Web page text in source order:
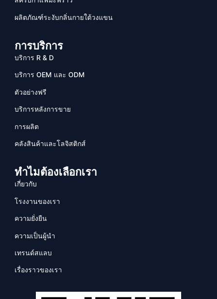
ผลิตภัณฑ์ระงับกลิ่นกายใต้วงแขน
การบริการ
บริการ R & D
บริการ OEM และ ODM
ตัวอย่างฟรี
บริการหลังการขาย
การผลิต
คลังสินค้าและโลจิสติกส์
ทำไมต้องเลือกเรา
เกี่ยวกับ
โรงงานของเรา
ความยั่งยืน
ความเป็นผู้นำ
เทรนด์สแลบ
เรื่องราวของเรา